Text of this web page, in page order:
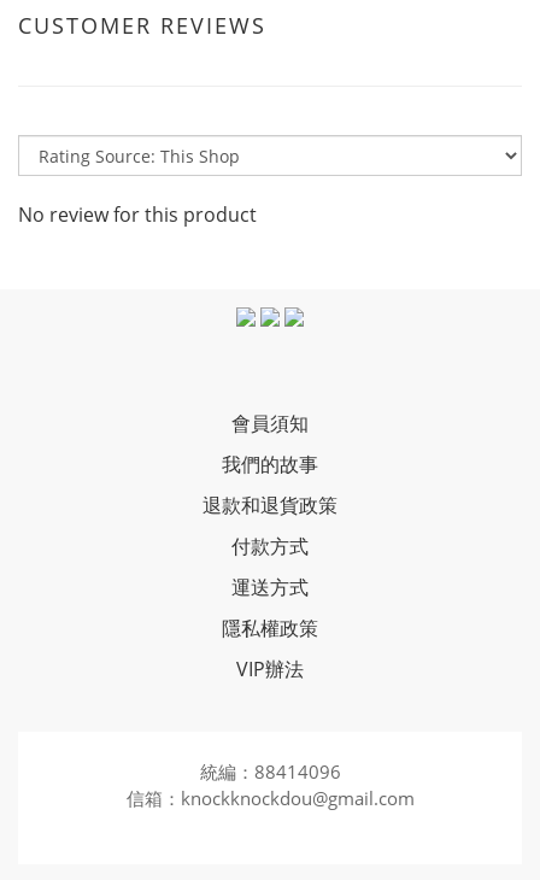
CUSTOMER REVIEWS
No review for this product
會員須知
我們的故事
退款和退貨政策
付款方式
運送方式
隱私權政策
VIP辦法
統編：88414096
信箱：knockknockdou@gmail.com